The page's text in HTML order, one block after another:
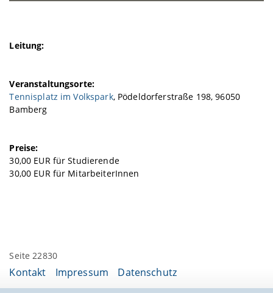
Leitung:
Veranstaltungsorte:
Tennisplatz im Volkspark, Pödeldorferstraße 198, 96050
Bamberg
Preise:
30,00 EUR für Studierende
30,00 EUR für MitarbeiterInnen
Seite 22830
Kontakt Impressum Datenschutz